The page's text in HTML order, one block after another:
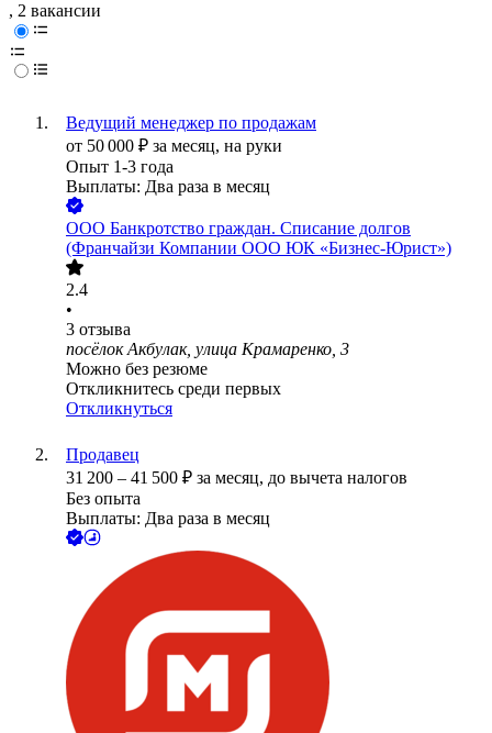
, 2 вакансии
Ведущий менеджер по продажам
от 50 000 ₽ за месяц, на руки
Опыт 1-3 года
Выплаты: Два раза в месяц
ООО Банкротство граждан. Списание долгов
(Франчайзи Компании ООО ЮК «Бизнес-Юрист»)
2.4
•
3 отзыва
посёлок Акбулак, улица Крамаренко, 3
Можно без резюме
Откликнитесь среди первых
Откликнуться
Продавец
31 200 – 41 500 ₽ за месяц, до вычета налогов
Без опыта
Выплаты: Два раза в месяц